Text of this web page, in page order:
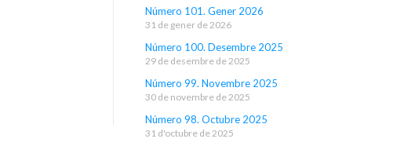
Número 101. Gener 2026
31 de gener de 2026
Número 100. Desembre 2025
29 de desembre de 2025
Número 99. Novembre 2025
30 de novembre de 2025
Número 98. Octubre 2025
31 d'octubre de 2025